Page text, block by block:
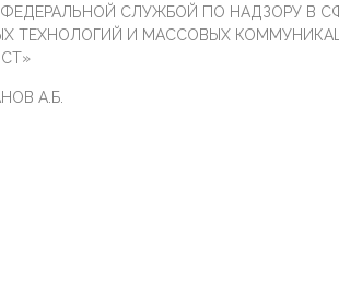
ФЕДЕРАЛЬНОЙ СЛУЖБОЙ ПО НАДЗОРУ В
ТЕХНОЛОГИЙ И МАССОВЫХ
А.Б.